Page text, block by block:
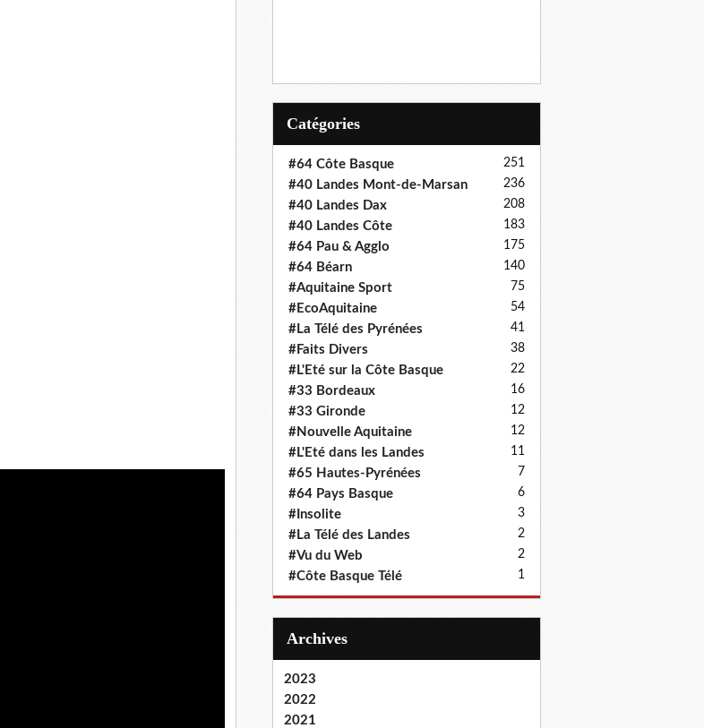
Catégories
#64 Côte Basque 251
#40 Landes Mont-de-Marsan 236
#40 Landes Dax 208
#40 Landes Côte 183
#64 Pau & Agglo 175
#64 Béarn 140
#Aquitaine Sport 75
#EcoAquitaine 54
#La Télé des Pyrénées 41
#Faits Divers 38
#L'Eté sur la Côte Basque 22
#33 Bordeaux 16
#33 Gironde 12
#Nouvelle Aquitaine 12
#L'Eté dans les Landes 11
#65 Hautes-Pyrénées 7
#64 Pays Basque 6
#Insolite 3
#La Télé des Landes 2
#Vu du Web 2
#Côte Basque Télé 1
Archives
2023
2022
2021